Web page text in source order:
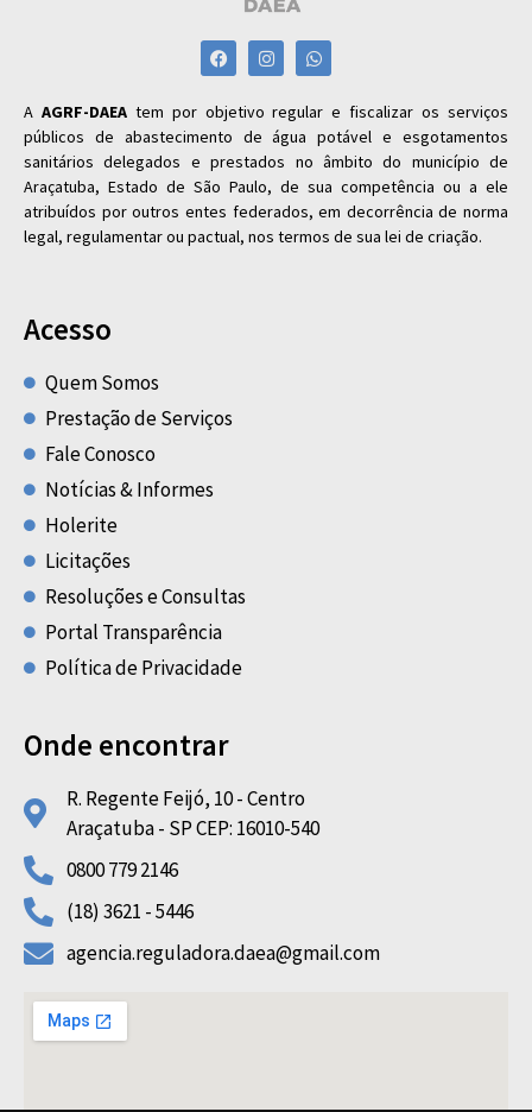
A AGRF-DAEAtem por objetivo regular e fiscalizar os serviços
públicos de abastecimento de água potável e esgotamentos
sanitários delegados e prestados no âmbito do município de
Araçatuba, Estado de São Paulo, de sua competência ou a ele
atribuídos por outros entes federados, em decorrência de norma
legal, regulamentar ou pactual, nos termos de sua lei de criação.
Acesso
Quem Somos
Prestação de Serviços
Fale Conosco
Notícias & Informes
Holerite
Licitações
Resoluções e Consultas
Portal Transparência
Política de Privacidade
Onde encontrar
R. Regente Feijó, 10 - Centro
Araçatuba - SP CEP: 16010-540
0800 779 2146
(18) 3621 - 5446
agencia.reguladora.daea@gmail.com